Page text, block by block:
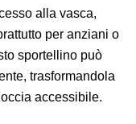
alla vasca,
per anziani o
sportellino può
trasformandola
accessibile.